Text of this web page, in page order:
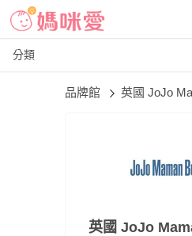
分類
品牌館 英國 JoJo
英國 JoJo